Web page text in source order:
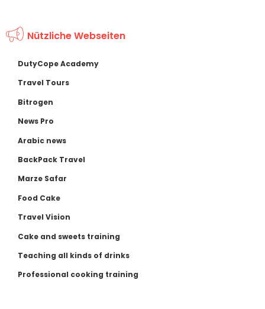
Nützliche Webseiten
DutyCope Academy
Travel Tours
Bitrogen
News Pro
Arabic news
BackPack Travel
Marze Safar
Food Cake
Travel Vision
Cake and sweets training
Teaching all kinds of drinks
Professional cooking training